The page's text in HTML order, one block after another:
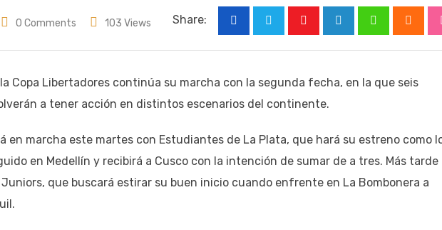
0 Comments 103 Views Share:
Copa Libertadores continúa su marcha con la segunda fecha, en la que seis
a tener acción en distintos escenarios del continente.
en marcha este martes con Estudiantes de La Plata, que hará su estreno como
en Medellín y recibirá a Cusco con la intención de sumar de a tres. Más tarde
que buscará estirar su buen inicio cuando enfrente en La Bombonera a